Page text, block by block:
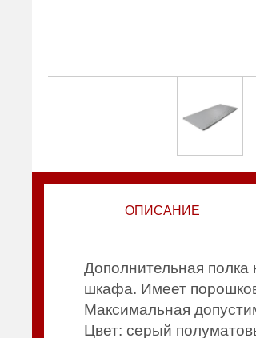
ОПИСАНИЕ
Дополнительная полка
шкафа. Имеет
Максимальная
Цвет: серый